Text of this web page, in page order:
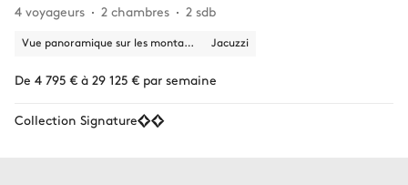
4 voyageurs
2 chambres 2 sdb
Vue panoramique sur les montagnes Jacuzzi
De 4 795 € à 29 125 € par semaine
Collection Signature